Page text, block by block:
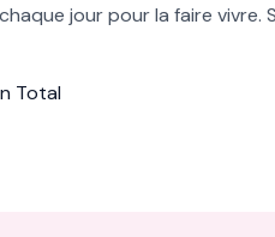
jour pour la faire vivre.
Total